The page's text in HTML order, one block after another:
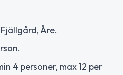
Åre.
4 personer, max 12 per